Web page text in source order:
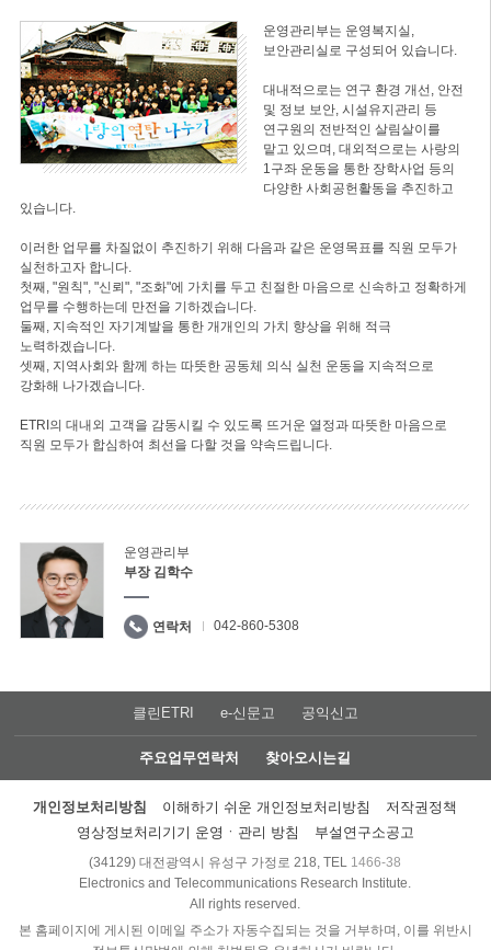
운영관리부는 운영복지실,
보안관리실로 구성되어 있습니다.
대내적으로는 연구 환경 개선, 안전
및 정보 보안, 시설유지관리 등
연구원의 전반적인 살림살이를
맡고 있으며, 대외적으로는 사랑의
1구좌 운동을 통한 장학사업 등의
다양한 사회공헌활동을 추진하고
있습니다.
이러한 업무를 차질없이 추진하기 위해 다음과 같은 운영목표를 직원 모두가
실천하고자 합니다.
첫째, "원칙", "신뢰", "조화"에 가치를 두고 친절한 마음으로 신속하고 정확하게
업무를 수행하는데 만전을 기하겠습니다.
둘째, 지속적인 자기계발을 통한 개개인의 가치 향상을 위해 적극
노력하겠습니다.
셋째, 지역사회와 함께 하는 따뜻한 공동체 의식 실천 운동을 지속적으로
강화해 나가겠습니다.
ETRI의 대내외 고객을 감동시킬 수 있도록 뜨거운 열정과 따뜻한 마음으로
직원 모두가 합심하여 최선을 다할 것을 약속드립니다.
운영관리부
부장 김학수
연락처 042-860-5308
클린ETRI e-신문고 공익신고
주요업무연락처 찾아오시는길
개인정보처리방침 이해하기 쉬운 개인정보처리방침
저작권정책
영상정보처리기기 운영ㆍ관리 방침
부설연구소공고
(34129) 대전광역시 유성구 가정로 218, TEL 1466-38
Electronics and Telecommunications Research Institute.
All rights reserved.
본 홈페이지에 게시된 이메일 주소가 자동수집되는 것을 거부하며, 이를 위반시